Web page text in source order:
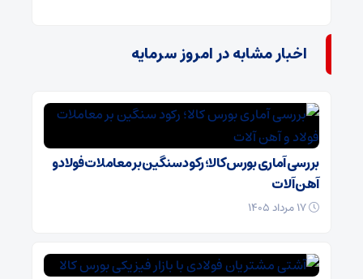
اخبار مشابه در امروز سرمایه
بررسی آماری بورس کالا؛ رکود سنگین بر معاملات فولاد و
آهن آلات